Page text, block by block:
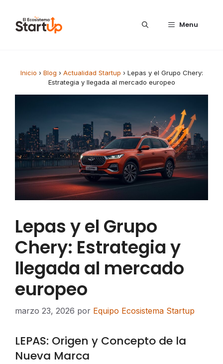
Menu
Inicio › Blog › Actualidad Startup › Lepas y el Grupo Chery:
Estrategia y llegada al mercado europeo
Lepas y el Grupo
Chery: Estrategia y
llegada al mercado
europeo
marzo 23, 2026 por Equipo Ecosistema Startup
LEPAS: Origen y Concepto de la
Nueva Marca